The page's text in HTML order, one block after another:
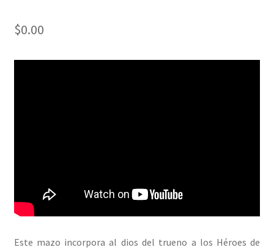
$0.00
Este mazo incorpora al dios del trueno a los Héroes de